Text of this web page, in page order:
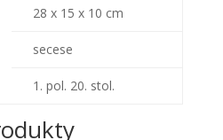
28 x 15 x 10 cm
secese
1. pol. 20. stol.